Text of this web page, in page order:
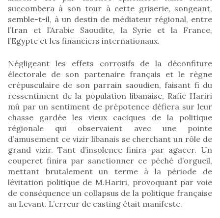
succombera à son tour à cette griserie, songeant,
semble-t-il, à un destin de médiateur régional, entre
l’Iran et l’Arabie Saoudite, la Syrie et la France,
l’Egypte et les financiers internationaux.
Négligeant les effets corrosifs de la déconfiture
électorale de son partenaire français et le règne
crépusculaire de son parrain saoudien, faisant fi du
ressentiment de la population libanaise, Rafic Hariri
mû par un sentiment de prépotence défiera sur leur
chasse gardée les vieux caciques de la politique
régionale qui observaient avec une pointe
d’amusement ce vizir libanais se cherchant un rôle de
grand vizir. Tant d’insolence finira par agacer. Un
couperet finira par sanctionner ce péché d’orgueil,
mettant brutalement un terme à la période de
lévitation politique de M.Hariri, provoquant par voie
de conséquence un collapsus de la politique française
au Levant. L’erreur de casting était manifeste.